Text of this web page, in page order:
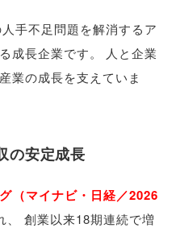
手不足問題を解消するア
成長企業です。
人と企業
産業の成長を支えていま
の安定成長
（マイナビ・日経／2026
創業以来18期連続で増